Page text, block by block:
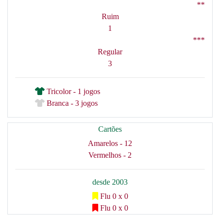
**
Ruim
1
***
Regular
3
Tricolor - 1 jogos
Branca - 3 jogos
Cartões
Amarelos - 12
Vermelhos - 2
desde 2003
Flu 0 x 0
Flu 0 x 0